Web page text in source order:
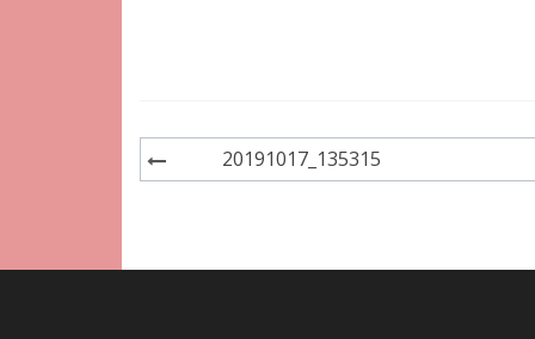
Navigation
de
20191017_135315